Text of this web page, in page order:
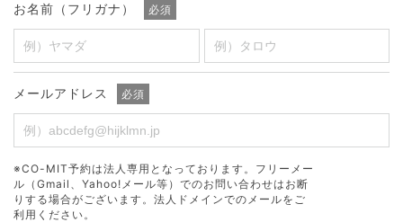
お名前（フリガナ） 必須
メールアドレス 必須
※CO-MIT予約は法人専用となっております。フリーメー
ル（Gmail、Yahoo!メール等）でのお問い合わせはお断
りする場合がございます。法人ドメインでのメールをご
利用ください。